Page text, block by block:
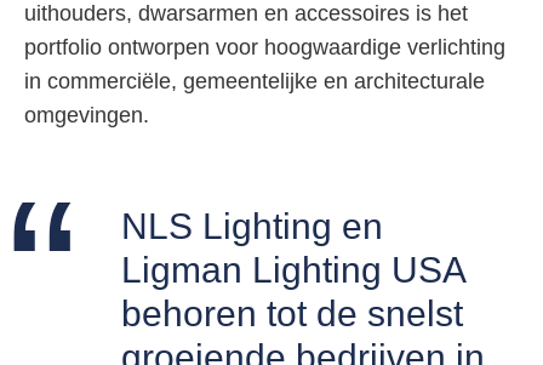
uithouders, dwarsarmen en accessoires is het
portfolio ontworpen voor hoogwaardige verlichting
in commerciële, gemeentelijke en architecturale
omgevingen.
NLS Lighting en
Ligman Lighting USA
behoren tot de snelst